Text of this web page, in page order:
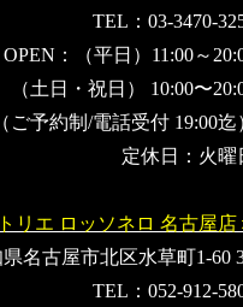
TEL：03-3470-
OPEN：（平日）11:00～
（土日・祝日） 10:00〜
（ご予約制/電話受付 19:00迄
定休日：火曜
リエ ロッソネロ 名古屋店
名古屋市北区水草町1-60
TEL：052-912-